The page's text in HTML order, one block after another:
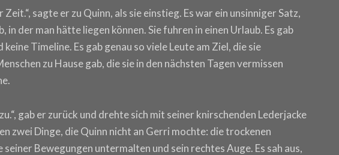
sagte er zu Quinn, als sie einstieg. Es war ein unsinniger Satz,
in der man hätte liegen können. Sie fuhren in einen Urlaub. Es gab
Timeline. Es gab genau so viele Leute am Ziel, die sie
zu Hause gab, die sie in den nächsten Tagen vermissen
gab er zurück und drehte sich mit seiner knirschenden Lederjacke
zwei Dinge, die Quinn nicht an Gerri mochte: die trockenen
seiner Bewegungen untermalten und sein rechtes Auge. Es sah aus,